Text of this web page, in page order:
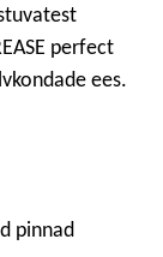
perfect
ees.
pinnad